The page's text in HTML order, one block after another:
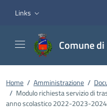
Links
Comune
Home / Amministrazione /
/ Modulo richiesta servizio di
anno scolastico 2022-2023-2024